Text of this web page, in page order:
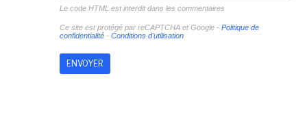
Le code HTML est interdit dans les commentaires
Ce site est protégé par reCAPTCHA et Google - Politique de
confidentialité- Conditions d'utilisation